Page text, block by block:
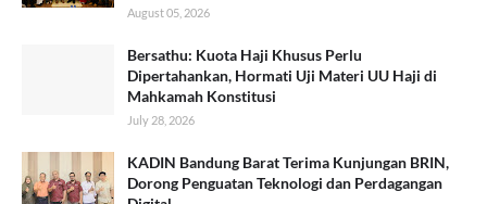
August 05, 2026
Bersathu: Kuota Haji Khusus Perlu
Dipertahankan, Hormati Uji Materi UU Haji di
Mahkamah Konstitusi
July 28, 2026
KADIN Bandung Barat Terima Kunjungan BRIN,
Dorong Penguatan Teknologi dan Perdagangan